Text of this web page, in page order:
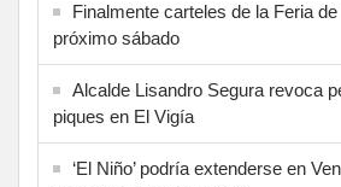
Finalmente carteles de la Feria
próximo sábado
Alcalde Lisandro Segura revoca
piques en El Vigía
‘El Niño’ podría extenderse en